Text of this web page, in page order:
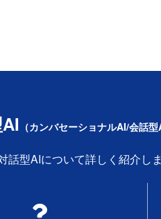
（カンバセーショナルAI/会話型
話型AIについて詳しく紹介しま